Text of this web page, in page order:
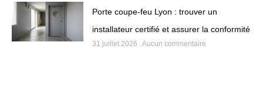
Porte coupe-feu Lyon : trouver un
installateur certifié et assurer la conformité
31 juillet 2026 Aucun commentaire